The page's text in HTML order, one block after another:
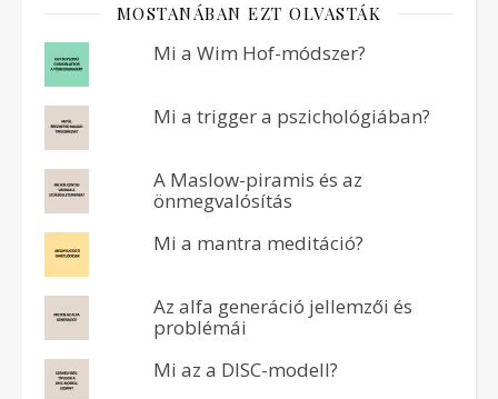
MOSTANÁBAN EZT OLVASTÁK
Mi a Wim Hof-módszer?
Mi a trigger a pszichológiában?
A Maslow-piramis és az
önmegvalósítás
Mi a mantra meditáció?
Az alfa generáció jellemzői és
problémái
Mi az a DISC-modell?